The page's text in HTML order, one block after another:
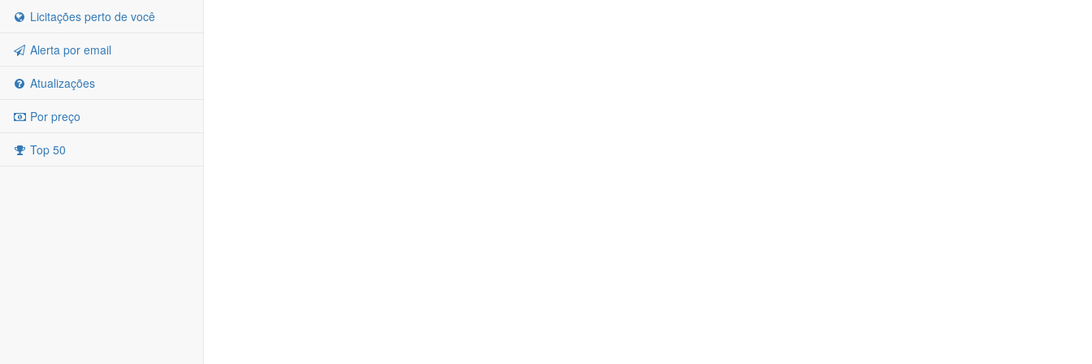
Licitações perto de você
Alerta por email
Atualizações
Por preço
Top 50